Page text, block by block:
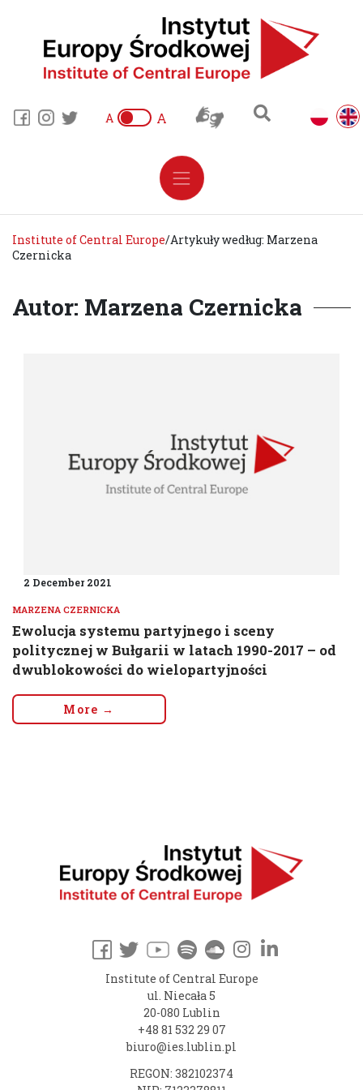
A A
Institute of Central Europe/Artykuły według: Marzena
Czernicka
Autor: Marzena Czernicka
2 December 2021
MARZENA CZERNICKA
Ewolucja systemu partyjnego i sceny
politycznej w Bułgarii w latach 1990-2017 – od
dwublokowości do wielopartyjności
More →
Institute of Central Europe
ul. Niecała 5
20-080 Lublin
+48 81 532 29 07
biuro@ies.lublin.pl
REGON: 382102374